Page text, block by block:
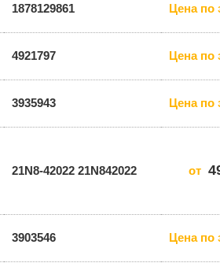
1878129861 Цена по
4921797 Цена по
3935943 Цена по
21N8-42022 21N842022 от
3903546 Цена по